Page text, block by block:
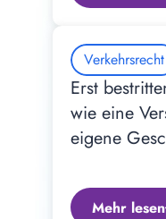
Verkehrsrecht
Erst
wie eine
eigene
Mehr lesen